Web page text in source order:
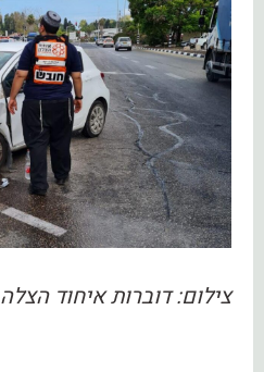
צילום: דוברות איחוד הצלה